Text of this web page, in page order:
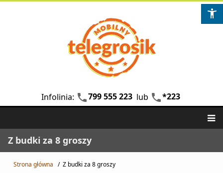
Infolinia: phone799 555 223Otwiera zewnętrzną
lub phone*223Otwiera
Główna
nawigacja
Z budki za 8 groszy
Ścieżka
Strona główna Z budki za 8 groszy